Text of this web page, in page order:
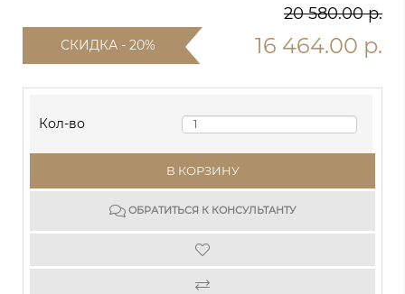
20 580.00 р.
СКИДКА - 20% 16 464.00 р.
Кол-во
В КОРЗИНУ
ОБРАТИТЬСЯ К КОНСУЛЬТАНТУ